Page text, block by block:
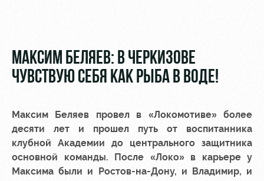
Арена
Организация
мероприятий
Старт
Локо-Лето
Академия
для
болельщиков
Банковская
карта
МАКСИМ БЕЛЯЕВ: В ЧЕРКИЗОВЕ
ЧУВСТВУЮ СЕБЯ КАК РЫБА В ВОДЕ!
Максим Беляев провел в «Локомотиве» более
десяти лет и прошел путь от воспитанника
клубной Академии до центрального защитника
основной команды. После «Локо» в карьере у
Максима были и Ростов-на-Дону, и Владимир, и